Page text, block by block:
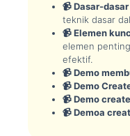
📹 Dasar-
teknik dasar
📹 Elemen
elemen
efektif.
📹 Demo
📹 Demo
📹 Demo
📹 Demoa